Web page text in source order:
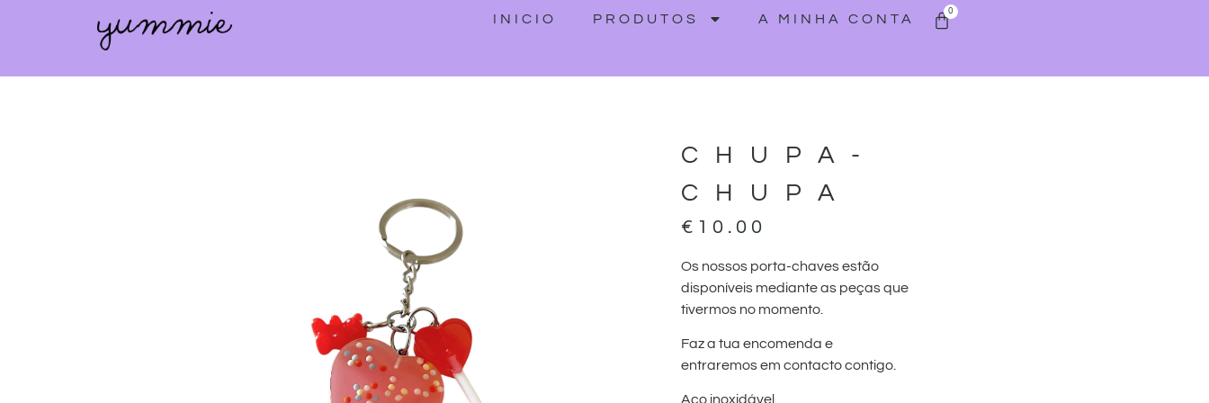
INICIO PRODUTOS A MINHA CONTA
0
CHUPA-
CHUPA
€ 10.00
Os nossos porta-chaves estão
disponíveis mediante as peças que
tivermos no momento.
Faz a tua encomenda e
entraremos em contacto contigo.
Aço inoxidável.